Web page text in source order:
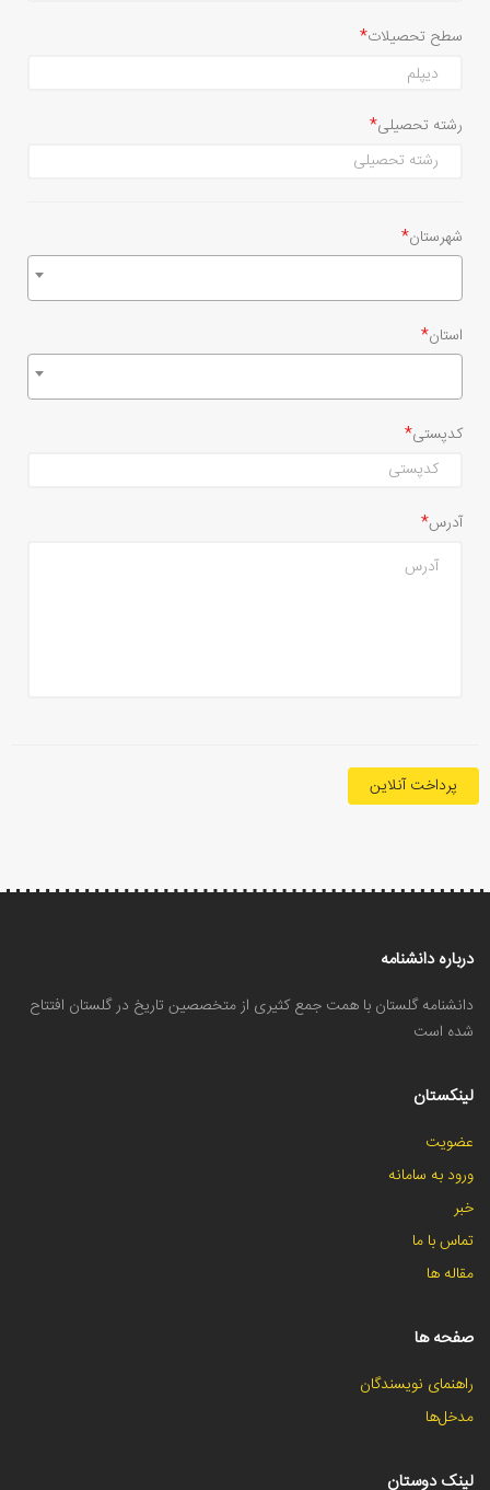
سطح تحصیلات
رشته تحصیلی
شهرستان
استان
کدپستی
آدرس
پرداخت آنلاین
درباره دانشنامه
دانشنامه گلستان با همت جمع کثیری از متخصصین تاریخ در گلستان افتتاح
شده است
لینکستان
عضویت
ورود به سامانه
خبر
تماس با ما
مقاله ها
صفحه ها
راهنمای نویسندگان
مدخل‌ها
لینک دوستان